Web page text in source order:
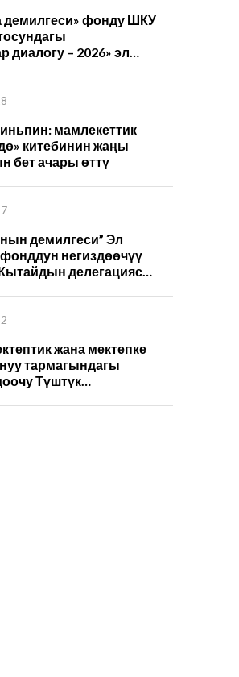
демилгеси» фонду ШКУ
диалогу – 2026» эл
мамлекеттик
китебинин жаңы
бет ачары өттү
демилгеси” Эл
негиздөөчүү
делегациясы
жана мектепке
тармагындагы
Түштүк